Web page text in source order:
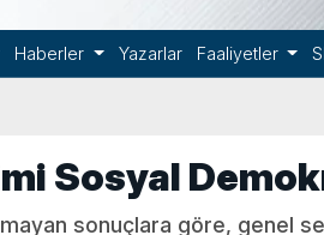
Haberler Yazarlar Faaliyetler
Sosyal
sonuçlara göre, genel